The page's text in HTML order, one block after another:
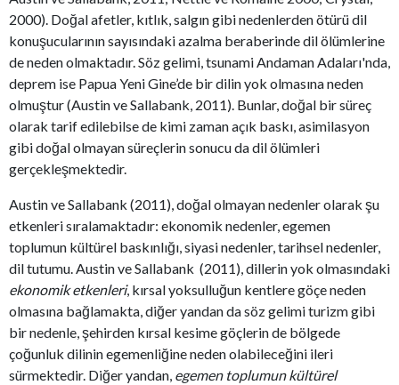
2000). Doğal afetler, kıtlık, salgın gibi nedenlerden ötürü dil
konuşucularının sayısındaki azalma beraberinde dil ölümlerine
de neden olmaktadır. Söz gelimi, tsunami Andaman Adaları'nda,
deprem ise Papua Yeni Gine’de bir dilin yok olmasına neden
olmuştur (Austin ve Sallabank, 2011). Bunlar, doğal bir süreç
olarak tarif edilebilse de kimi zaman açık baskı, asimilasyon
gibi doğal olmayan süreçlerin sonucu da dil ölümleri
gerçekleşmektedir.
Austin ve Sallabank (2011), doğal olmayan nedenler olarak şu
etkenleri sıralamaktadır: ekonomik nedenler, egemen
toplumun kültürel baskınlığı, siyasi nedenler, tarihsel nedenler,
dil tutumu. Austin ve Sallabank (2011), dillerin yok olmasındaki
ekonomik etkenleri, kırsal yoksulluğun kentlere göçe neden
olmasına bağlamakta, diğer yandan da söz gelimi turizm gibi
bir nedenle, şehirden kırsal kesime göçlerin de bölgede
çoğunluk dilinin egemenliğine neden olabileceğini ileri
sürmektedir. Diğer yandan, egemen toplumun kültürel